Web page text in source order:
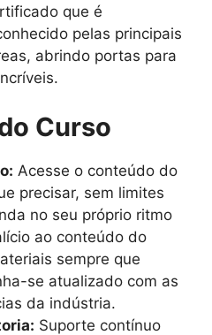
que é
pelas principais
abrindo portas para
Curso
Acesse o conteúdo do
precisar, sem limites
no seu próprio ritmo
ao conteúdo do
sempre que
se atualizado com as
da indústria.
Suporte contínuo